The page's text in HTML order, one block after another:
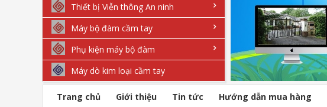
Thiết bị Viễn thông An ninh
Máy bộ đàm cầm tay
Phụ kiện máy bộ đàm
Máy dò kim loại cầm tay
Trang chủ Giới thiệu Tin tức Hướng dẫn mua hàng